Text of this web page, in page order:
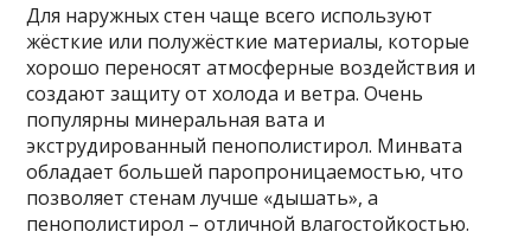
Для наружных стен чаще всего используют
жёсткие или полужёсткие материалы, которые
хорошо переносят атмосферные воздействия и
создают защиту от холода и ветра. Очень
популярны минеральная вата и
экструдированный пенополистирол. Минвата
обладает большей паропроницаемостью, что
позволяет стенам лучше «дышать», а
пенополистирол – отличной влагостойкостью.